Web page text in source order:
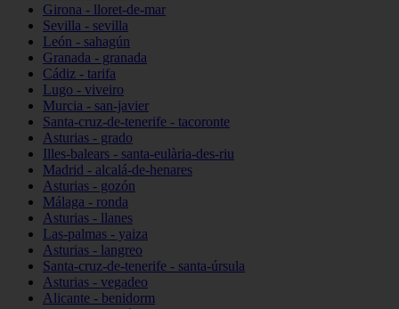
Girona - lloret-de-mar
Sevilla - sevilla
León - sahagún
Granada - granada
Cádiz - tarifa
Lugo - viveiro
Murcia - san-javier
Santa-cruz-de-tenerife - tacoronte
Asturias - grado
Illes-balears - santa-eulària-des-riu
Madrid - alcalá-de-henares
Asturias - gozón
Málaga - ronda
Asturias - llanes
Las-palmas - yaiza
Asturias - langreo
Santa-cruz-de-tenerife - santa-úrsula
Asturias - vegadeo
Alicante - benidorm